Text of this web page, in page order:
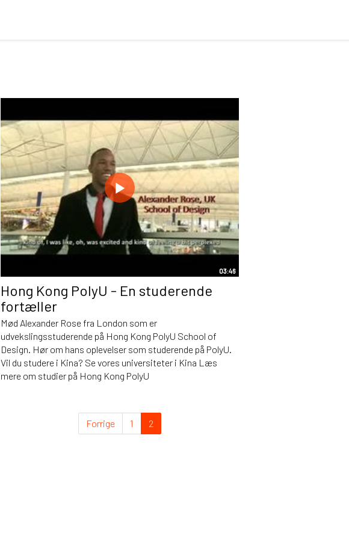
03:46
Hong Kong PolyU - En studerende
fortæller
Mød Alexander Rose fra London som er
udvekslingsstuderende på Hong Kong PolyU School of
Design. Hør om hans oplevelser som studerende på PolyU.
Vil du studere i Kina? Se vores universiteter i Kina Læs
mere om studier på Hong Kong PolyU
Forrige 1 2